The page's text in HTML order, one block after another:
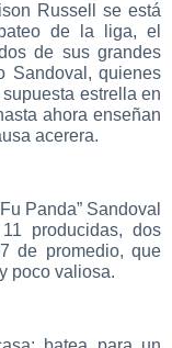
Russell se está
de la liga, el
de sus grandes
Sandoval, quienes
estrella en
ahora enseñan
acerera.
Panda” Sandoval
producidas, dos
de promedio, que
poco valiosa.